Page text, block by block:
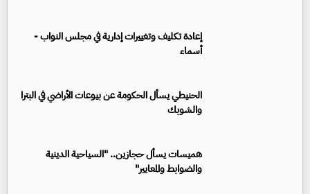
إعادة تكليف وتغييرات إدارية في مجلس النواب -
أسماء
الحنيطي يسأل الحكومة عن بيوعات الأراضي في البترا
والشوبك
هميسات يسأل حجازين.. "السياحية الدينية
والضوابط والمعايير"